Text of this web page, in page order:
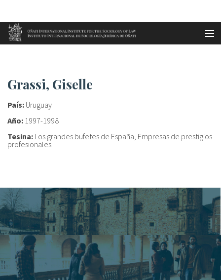
Aller au contenu principal
fr
Accueil Grassi, Giselle
Grassi, Giselle
País: Uruguay
Año: 1997-1998
Tesina: Los grandes bufetes de España, Empresas de prestigios
profesionales